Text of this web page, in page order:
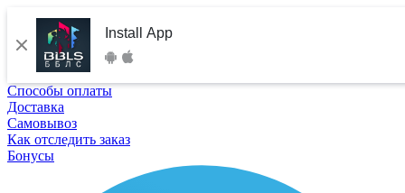
Install App
Способы оплаты
Доставка
Самовывоз
Как отследить заказ
Бонусы